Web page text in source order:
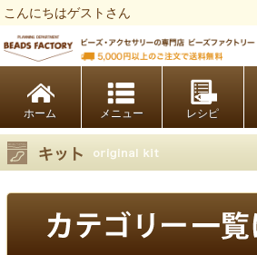
こんにちはゲストさん
ホーム レシピ